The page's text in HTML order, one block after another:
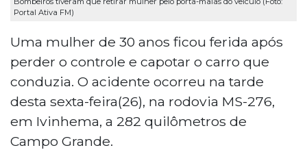
Portal Ativa FM)
Uma mulher de 30 anos ficou ferida após
perder o controle e capotar o carro que
conduzia. O acidente ocorreu na tarde
desta sexta-feira(26), na rodovia MS-276,
em Ivinhema, a 282 quilômetros de
Campo Grande.